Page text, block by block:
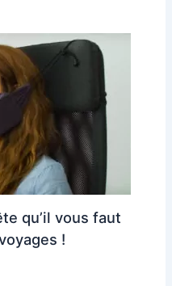
qu’il vous faut
!